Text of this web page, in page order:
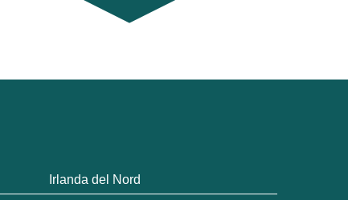
Irlanda del Nord